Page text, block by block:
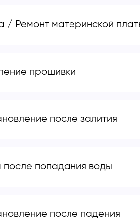
/ Ремонт материнской
прошивки
после залития
после попадания воды
после падения